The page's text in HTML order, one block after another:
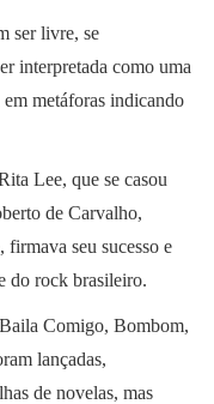
ser livre, se
interpretada como uma
em metáforas indicando
Lee, que se casou
de Carvalho,
seu sucesso e
do rock brasileiro.
Comigo, Bombom,
lançadas,
de novelas, mas